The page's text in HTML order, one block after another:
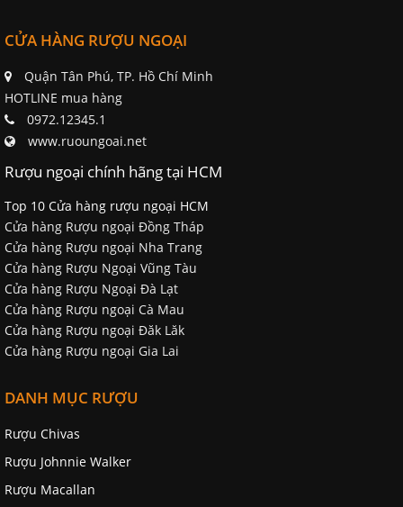
CỬA HÀNG RƯỢU NGOẠI
Quận Tân Phú, TP. Hồ Chí Minh
HOTLINE mua hàng
0972.12345.1
www.ruoungoai.net
Rượu ngoại chính hãng tại HCM
Top 10 Cửa hàng rượu ngoại HCM
Cửa hàng Rượu ngoại Đồng Tháp
Cửa hàng Rượu ngoại Nha Trang
Cửa hàng Rượu Ngoại Vũng Tàu
Cửa hàng Rượu Ngoại Đà Lạt
Cửa hàng Rượu ngoại Cà Mau
Cửa hàng Rượu ngoại Đăk Lăk
Cửa hàng Rượu ngoại Gia Lai
DANH MỤC RƯỢU
Rượu Chivas
Rượu Johnnie Walker
Rượu Macallan